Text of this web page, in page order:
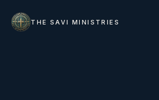
THE SAVI MINISTRIES